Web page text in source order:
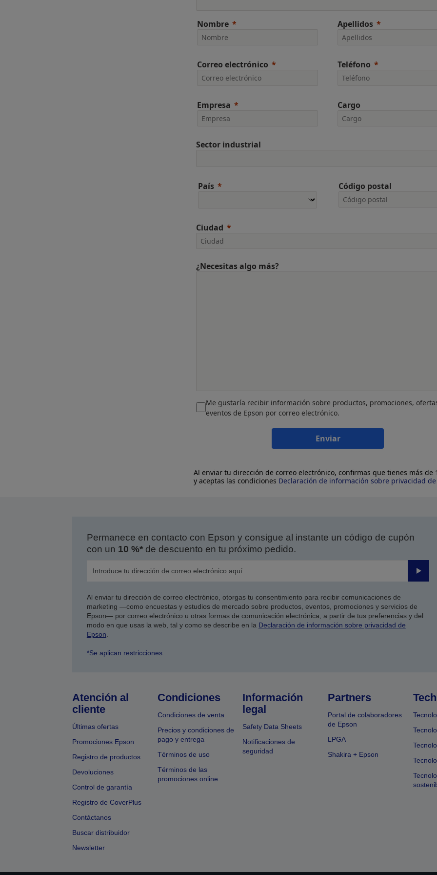
Nombre Apellidos
Correo electrónico Teléfono
Empresa Cargo
Sector industrial
País Código postal
Ciudad
¿Necesitas algo más?
Me gustaría recibir información sobre productos, promociones,
eventos de Epson por correo electrónico.
Enviar
Al enviar tu dirección de correo electrónico, confirmas que tienes más de
y aceptas las condiciones Declaración de información sobre privacidad de
Permanece en contacto con Epson y consigue al instante un código de cupón
con un 10 %*de descuento en tu próximo pedido.
Enviar
Al enviar tu dirección de correo electrónico, otorgas tu consentimiento para recibir comunicaciones de
marketing —como encuestas y estudios de mercado sobre productos, eventos, promociones y servicios de
Epson— por correo electrónico u otras formas de comunicación electrónica, a partir de tus preferencias y del
modo en que usas la web, tal y como se describe en la Declaración de información sobre privacidad de
Epson
*Se aplican restricciones
Atención al
cliente
Últimas ofertas
Promociones Epson
Registro de productos
Devoluciones
Control de garantía
Registro de CoverPlus
Contáctanos
Buscar distribuidor
Newsletter
Condiciones
Condiciones de venta
Precios y condiciones de
pago y entrega
Términos de uso
Términos de las
promociones online
Información
legal
Safety Data Sheets
Notificaciones de
seguridad
Partners
Portal de colaboradores
de Epson
LPGA
Shakira + Epson